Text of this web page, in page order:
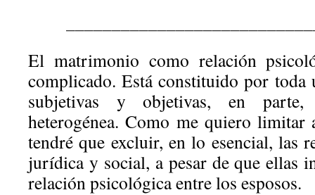
El matrimonio como relación
complicado. Está constituido por toda
subjetivas y objetivas, en
heterogénea. Como me quiero limitar
tendré que excluir, en lo esencial, las
jurídica y social, a pesar de que ellas
relación psicológica entre los esposos.